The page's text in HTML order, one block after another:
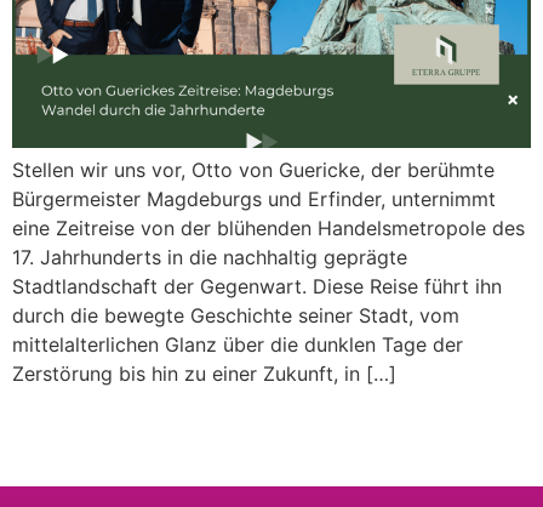
Stellen wir uns vor, Otto von Guericke, der berühmte
Bürgermeister Magdeburgs und Erfinder, unternimmt
eine Zeitreise von der blühenden Handelsmetropole des
17. Jahrhunderts in die nachhaltig geprägte
Stadtlandschaft der Gegenwart. Diese Reise führt ihn
durch die bewegte Geschichte seiner Stadt, vom
mittelalterlichen Glanz über die dunklen Tage der
Zerstörung bis hin zu einer Zukunft, in […]